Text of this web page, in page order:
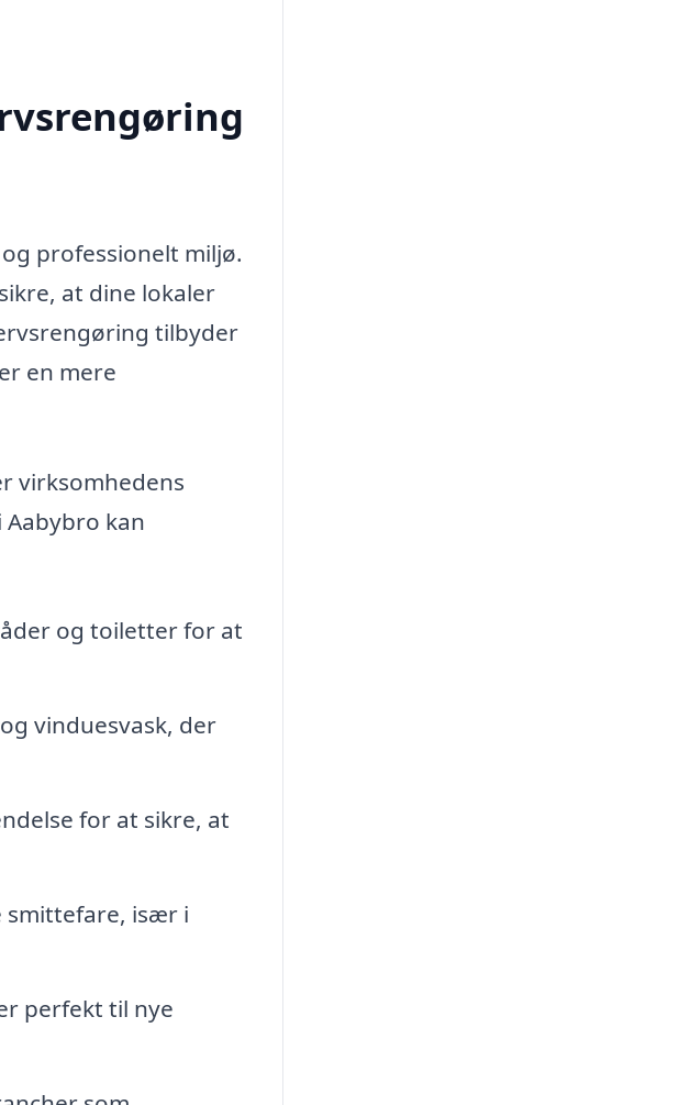
professionelt miljø.
at dine lokaler
tilbyder
en mere
virksomhedens
kan
og toiletter for at
vinduesvask, der
for at sikre, at
smittefare, især i
perfekt til nye